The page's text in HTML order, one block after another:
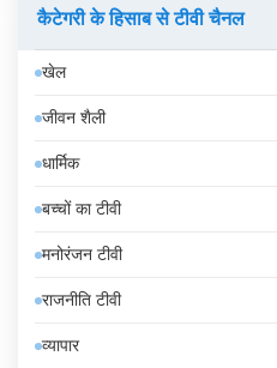
इज़राइल
इटली
इंडोनेशिया
इथियोपिया
इराक
ईरान
उज़्बेकिस्तान
कैटेगरी के हिसाब से टीवी चैनल
खेल
जीवन शैली
धार्मिक
बच्चों का टीवी
मनोरंजन टीवी
राजनीति टीवी
व्यापार